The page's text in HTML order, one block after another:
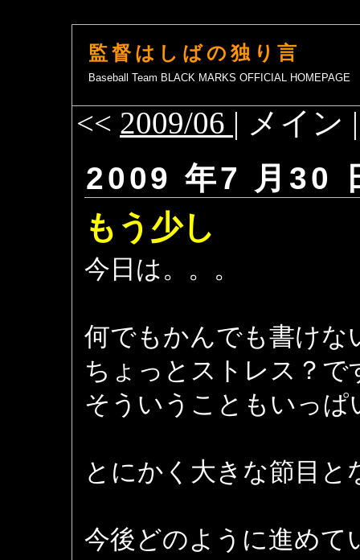
監督はしばの独り言
Baseball Team BLACK MARKS OFFICIAL HOMEPAGE
<< 2009/06 | メイン
2009 年7 月30
もう少し
今日は。。。
何でもかんでも書けな
ちょっとストレス？で
そういうこともいっ
とにかく大きな節目と
今後どのように進めて